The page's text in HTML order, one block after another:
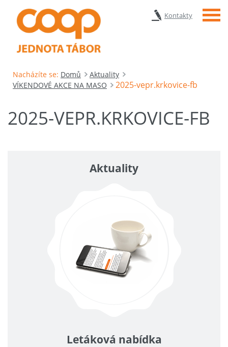
Kontakty Menu
Nacházíte se: Domů
Aktuality
VÍKENDOVÉ AKCE NA MASO
2025-vepr.krkovice-fb
2025-VEPR.KRKOVICE-FB
Aktuality
Letáková nabídka